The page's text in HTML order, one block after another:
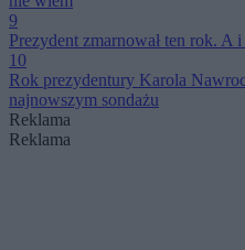
9
Prezydent zmarnował ten rok. A
10
Rok prezydentury Karola
najnowszym sondażu
Reklama
Reklama